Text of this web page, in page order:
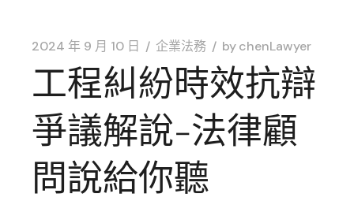
2024 年 9 月 10 日 企業法務 bychenLawyer
工程糾紛時效抗辯
爭議解說-法律顧
問說給你聽